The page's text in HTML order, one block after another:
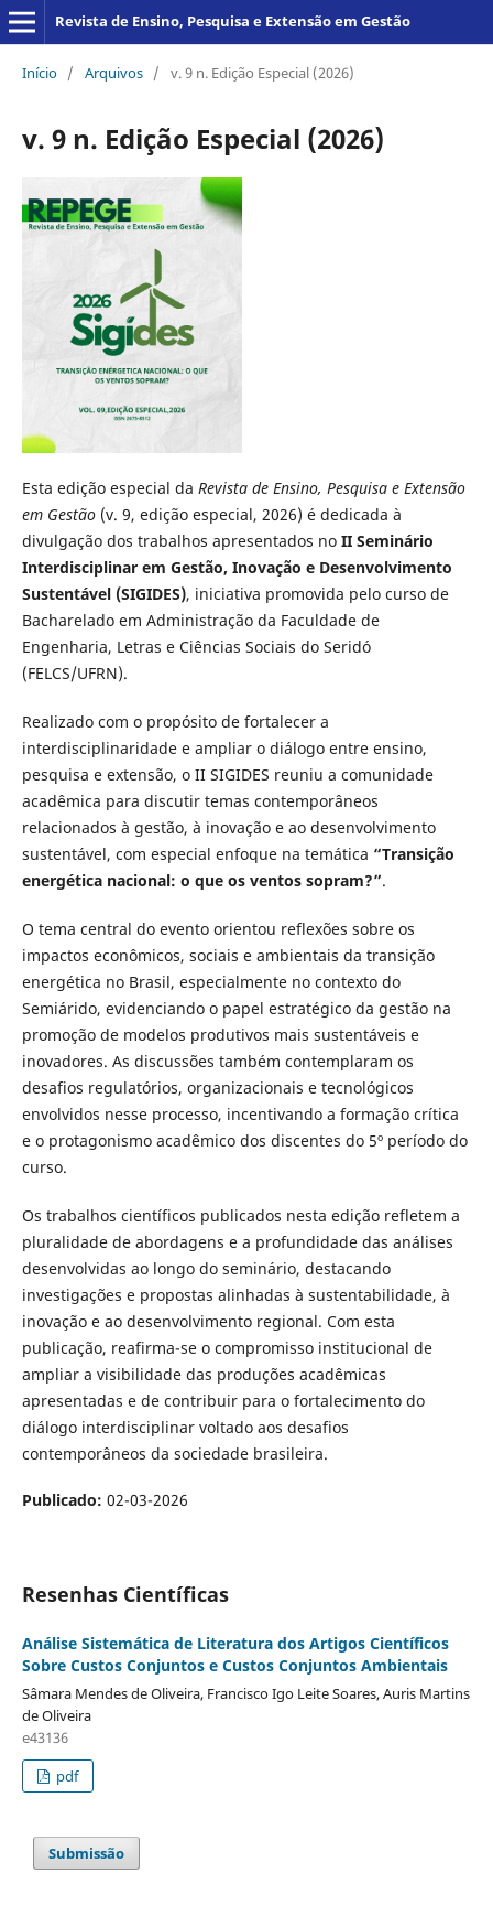
Revista de Ensino, Pesquisa e Extensão em Gestão
Início / Arquivos / v. 9 n. Edição Especial (2026)
v. 9 n. Edição Especial (2026)
Esta edição especial da Revista de Ensino, Pesquisa e Extensão
em Gestão(v. 9, edição especial, 2026) é dedicada à
divulgação dos trabalhos apresentados no II Seminário
Interdisciplinar em Gestão, Inovação e Desenvolvimento
Sustentável (SIGIDES), iniciativa promovida pelo curso de
Bacharelado em Administração da Faculdade de
Engenharia, Letras e Ciências Sociais do Seridó
(FELCS/UFRN).
Realizado com o propósito de fortalecer a
interdisciplinaridade e ampliar o diálogo entre ensino,
pesquisa e extensão, o II SIGIDES reuniu a comunidade
acadêmica para discutir temas contemporâneos
relacionados à gestão, à inovação e ao desenvolvimento
sustentável, com especial enfoque na temática “Transição
energética nacional: o que os ventos sopram?”.
O tema central do evento orientou reflexões sobre os
impactos econômicos, sociais e ambientais da transição
energética no Brasil, especialmente no contexto do
Semiárido, evidenciando o papel estratégico da gestão na
promoção de modelos produtivos mais sustentáveis e
inovadores. As discussões também contemplaram os
desafios regulatórios, organizacionais e tecnológicos
envolvidos nesse processo, incentivando a formação crítica
e o protagonismo acadêmico dos discentes do 5º período do
curso.
Os trabalhos científicos publicados nesta edição refletem a
pluralidade de abordagens e a profundidade das análises
desenvolvidas ao longo do seminário, destacando
investigações e propostas alinhadas à sustentabilidade, à
inovação e ao desenvolvimento regional. Com esta
publicação, reafirma-se o compromisso institucional de
ampliar a visibilidade das produções acadêmicas
apresentadas e de contribuir para o fortalecimento do
diálogo interdisciplinar voltado aos desafios
contemporâneos da sociedade brasileira.
Publicado: 02-03-2026
Resenhas Científicas
Análise Sistemática de Literatura dos Artigos Científicos
Sobre Custos Conjuntos e Custos Conjuntos Ambientais
Sâmara Mendes de Oliveira, Francisco Igo Leite Soares, Auris Martins
de Oliveira
e43136
pdf
Submissão